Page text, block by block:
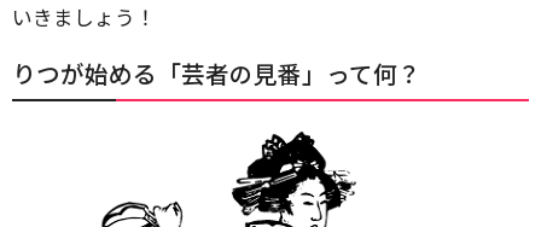
いきましょう！
りつが始める「芸者の見番」って何？